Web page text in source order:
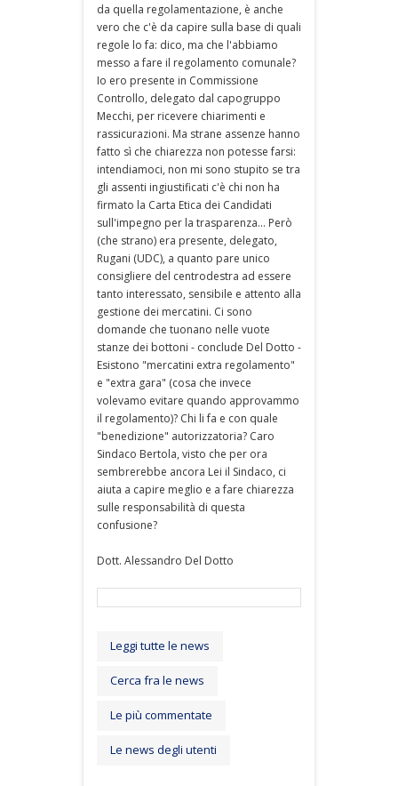
da quella regolamentazione, è anche
vero che c'è da capire sulla base di quali
regole lo fa: dico, ma che l'abbiamo
messo a fare il regolamento comunale?
Io ero presente in Commissione
Controllo, delegato dal capogruppo
Mecchi, per ricevere chiarimenti e
rassicurazioni. Ma strane assenze hanno
fatto sì che chiarezza non potesse farsi:
intendiamoci, non mi sono stupito se tra
gli assenti ingiustificati c'è chi non ha
firmato la Carta Etica dei Candidati
sull'impegno per la trasparenza... Però
(che strano) era presente, delegato,
Rugani (UDC), a quanto pare unico
consigliere del centrodestra ad essere
tanto interessato, sensibile e attento alla
gestione dei mercatini. Ci sono
domande che tuonano nelle vuote
stanze dei bottoni - conclude Del Dotto -
Esistono "mercatini extra regolamento"
e "extra gara" (cosa che invece
volevamo evitare quando approvammo
il regolamento)? Chi li fa e con quale
"benedizione" autorizzatoria? Caro
Sindaco Bertola, visto che per ora
sembrerebbe ancora Lei il Sindaco, ci
aiuta a capire meglio e a fare chiarezza
sulle responsabilità di questa
confusione?
Dott. Alessandro Del Dotto
Leggi tutte le news
Cerca fra le news
Le più commentate
Le news degli utenti